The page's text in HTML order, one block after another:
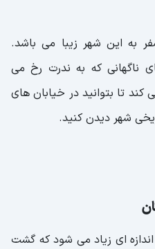
به این شهر زیبا می باشد.
ناگهانی که به ندرت رخ می
کند تا بتوانید در خیابان های
شهر دیدن کنید.
ای زیاد می شود که گشت